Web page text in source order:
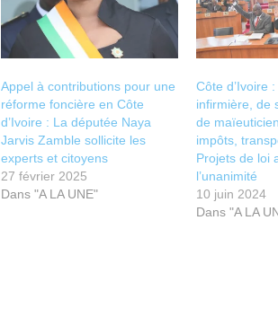
Appel à contributions pour une
réforme foncière en Côte
d’Ivoire : La députée Naya
Jarvis Zamble sollicite les
experts et citoyens
27 février 2025
Dans "A LA UNE"
Côte d’Ivoire
infirmière, de
de
impôts,
Projets de loi
l’unanimité
10 juin 2024
Dans "A LA